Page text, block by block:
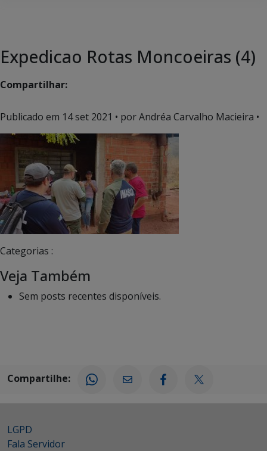
Expedicao Rotas Moncoeiras (4)
Compartilhar:
Publicado em 14 set 2021 • por Andréa Carvalho Macieira •
Categorias :
Veja Também
Sem posts recentes disponíveis.
Compartilhe:
LGPD
Fala Servidor